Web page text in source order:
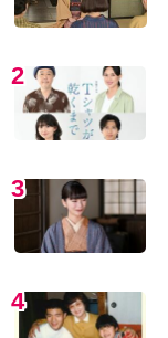
2
3
4